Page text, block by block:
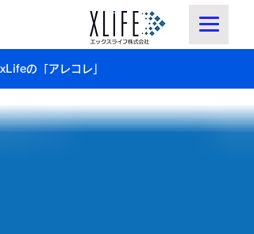
xLifeの「アレコレ」